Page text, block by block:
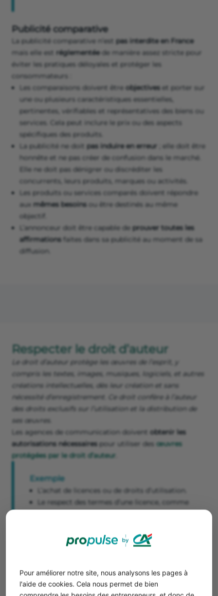
Pour améliorer notre site, nous analysons les pages à
l'aide de cookies. Cela nous permet de bien
Publicité comparative
La publicité comparative n’est pas interdite en France
mais elle est réglementéede manière assez stricte pour
éviter les pratiques déloyales et protéger les
consommateurs :
Les comparaisons doivent être objectives et porter sur
une ou plusieurs caractéristiques essentielles,
pertinentes, vérifiables et représentatives des biens ou
services. Cela peut inclure le prix ou des aspects
spécifiques des produits.
La publicité ne doit pas induire en erreur ; elle doit être
honnête et ne pas créer de confusion dans le marché.
Elle ne doit pas dénigrer ou discréditer les
concurrents, leurs produits, marques ou activités.
Les produits ou services comparés doivent répondre
aux mêmes besoins ou être destinés au même
objectif.
L’annonceur doit être capable de prouver toutes les
affirmations faites dans sa publicité au moment de sa
diffusion.
Respecter le droit d’auteur
Le droit d’auteur protège les œuvres de l’esprit, y
compris les textes, images, musiques, logiciels, et autres
créations intellectuelles, dès leur création et sans
nécessité d’enregistrement. Ce droit confère à l’auteur
des droits exclusifs sur l’utilisation et la distribution de
ses œuvres.
Les agences de communication doivent obtenir les
autorisations nécessaires pour utiliser des œuvres
protégées par le droit d’auteur
Exemple
L’achat de licences ou de droits d’utilisation.
Le respect des termes d’une licence, comme
l’utilisation équitable.
La violation des droits d’auteur peut entraîner des
sanctions civiles
(dommages-intérêts pour le préjudice
subi)et pénales (amendes et, dans certains cas, peines de